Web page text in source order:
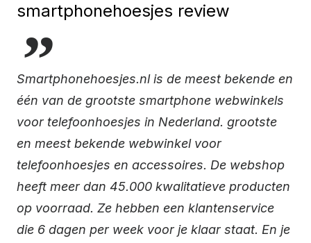
smartphonehoesjes review
Smartphonehoesjes.nl is de meest bekende en
één van de grootste smartphone webwinkels
voor telefoonhoesjes in Nederland. grootste
en meest bekende webwinkel voor
telefoonhoesjes en accessoires. De webshop
heeft meer dan 45.000 kwalitatieve producten
op voorraad. Ze hebben een klantenservice
die 6 dagen per week voor je klaar staat. En je